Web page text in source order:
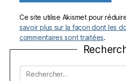
Ce site utilise Akismet pour
savoir plus sur la façon dont les
commentaires sont traitées.
Rechercher :